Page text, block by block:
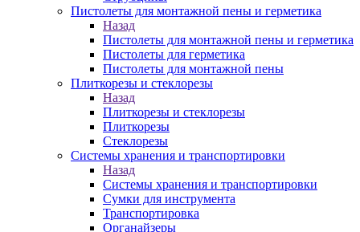
Пистолеты для монтажной пены и герметика
Назад
Пистолеты для монтажной пены и герметика
Пистолеты для герметика
Пистолеты для монтажной пены
Плиткорезы и стеклорезы
Назад
Плиткорезы и стеклорезы
Плиткорезы
Стеклорезы
Системы хранения и транспортировки
Назад
Системы хранения и транспортировки
Сумки для инструмента
Транспортировка
Органайзеры